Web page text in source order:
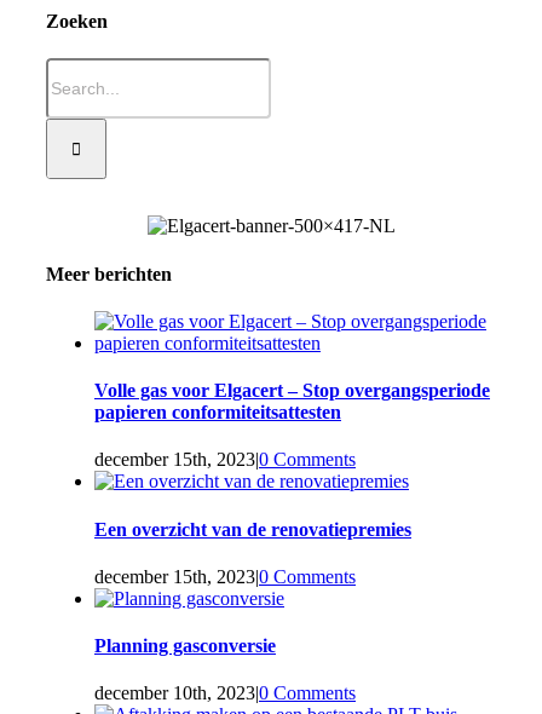
Zoeken
Zoeken
naar:
Meer berichten
Volle gas voor Elgacert – Stop overgangsperiode
papieren conformiteitsattesten
december 15th, 2023|0 Comments
Een overzicht van de renovatiepremies
december 15th, 2023|0 Comments
Planning gasconversie
december 10th, 2023|0 Comments